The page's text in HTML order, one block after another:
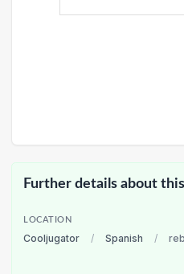
Further details about
LOCATION
Cooljugator / Spanish /